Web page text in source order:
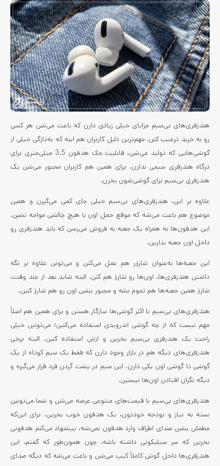
هندزفری‌های بی‌سیم مزایای خیلی زیادی دارن که باعث می‌شن هر کسی
رو به خرید ترغیب کنن. مهم‌ترین دلیل کاربران هم اینه که به‌تازگی خیلی از
گوشی‌هایی که تولید می‌شن، قابلیت جک هدفون 3.5 میلی‌متری برای
درگاه هندزفری سیمی ندارن. برای همین هم کاربران محبور می‌شن یک
هندزفری بی‌سیم برای گوشی‌شون بخرن.
علاوه بر این، هندزفری‌های بی‌سیم خیلی جای کمی می‌گیرن و همین
موضوع هم باعث می‌شه که موقع حمل اون با هیچ چالشی مواجه نشین.
این هدفون‌ها به همراه یک جعبه به فروش می‌رسن که باید هندزفری رو
داخل اون جعبه بذارین.
این جعبه‌ها به‌عنوان شارژر هم عمل می‌کنن و می‌تونن علاوه بر نگه
داشتن هندزفری‌ها، اون‌ها رو شارژ هم کنن. البته شاید بعد از چند وقت،
شارژ همین جعبه‌ها هم تموم بشه و مجبور بشین اون رو هم شارژ کنین.
هندزفری‌های بی‌سیم با اکثر گوشی‌ها سازگار هستن و برای همین هم اصلاً
مهم نیست که از چه گوشی اندرویدی استفاده می‌کنین؛ می‌تونین خیلی
راحت یک هندزفری بی‌سیم بخرین و ازش استفاده کنین. البته برخی
هندزفری‌های دیگه هم در بازار وجود دارن که فقط یک سیم کوتاه از یک
گوشی تا گوشی اون یکی دارن. این سیم در پشت گردن فرد قرار می‌گیره و
دیگه نگران افتادن اون‌ها نیستین.
هندزفری‌‌های بی‌سیم با قیمت‌های متنوعی عرضه می‌شن و شما می‌تونین
بسته به نیاز و بودجه خودتون، یک هدفون خوب بخرین. برای این‌که
مطمئن بشین صدای اطراف وارد هدفون نمی‌شه، پیشنهاد می‌کنم هدفونی
بخرین که سر سیلیکونی داشته باشه. چون همون‌طور که گفتم، این
هندزفری‌ها داخل گوش کاملاً کیپ می‌شن و باعث می‌شه که دیگه صدای